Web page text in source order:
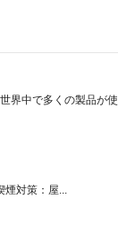
界中で多くの製品が使
対策：屋...